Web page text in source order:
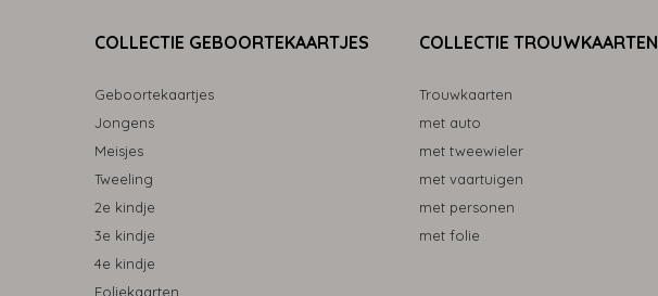
COLLECTIE GEBOORTEKAARTJES
Geboortekaartjes
Jongens
Meisjes
Tweeling
2e kindje
3e kindje
4e kindje
Foliekaarten
COLLECTIE TROUWKAARTEN
Trouwkaarten
met auto
met tweewieler
met vaartuigen
met personen
met folie